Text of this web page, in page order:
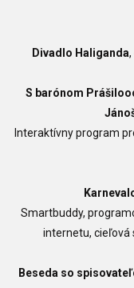
Divadlo Haliganda
S barónom
Interaktívny program
Smartbuddy,
internetu, cieľová
Beseda so